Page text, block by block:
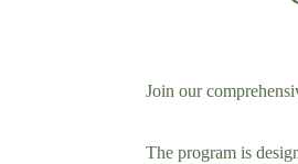
Join our
The program is